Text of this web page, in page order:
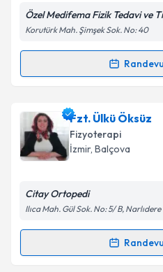
Özel Medifema Fizik Tedavi ve
Korutürk Mah. Şimşek Sok. No: 40
Randevu Takvimi
Fzt. Ertunç Yıldıziçin
oluşturun. Size bu
takvim hazırlandığında
Kişisel verilerimin
Metni'ni okudum ve
Fzt. Ülkü Öksüz
Fizyoterapi
İzmir, Balçova
Citay Ortopedi
Ilıca Mah. Gül Sok. No: 5/ B, Narlıdere
Randevu Takvimi